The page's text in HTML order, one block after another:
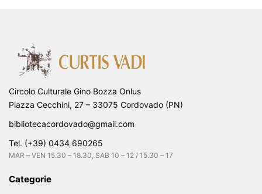
Circolo Culturale Gino Bozza Onlus
Piazza Cecchini, 27 – 33075 Cordovado (PN)
bibliotecacordovado@gmail.com
Tel. (+39) 0434 690265
MAR – VEN 15.30 – 18.30, SAB 10 – 12 / 15.30 – 17
Categorie